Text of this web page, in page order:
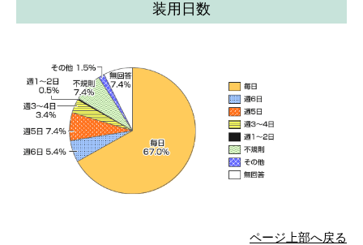
装用日数
ページ上部へ戻る